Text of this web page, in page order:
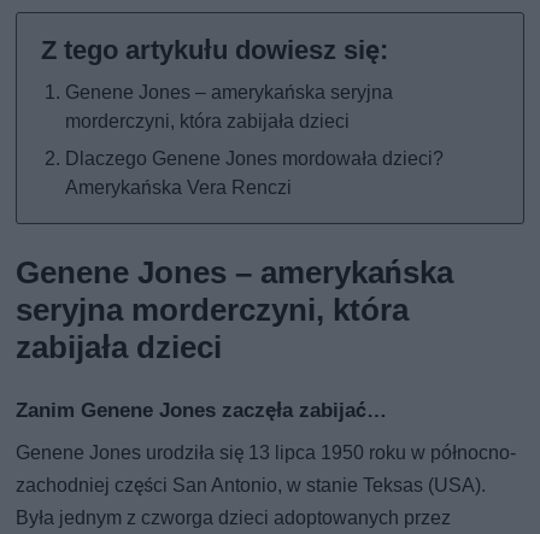
Genene Jones – amerykańska seryjna
morderczyni, która zabijała dzieci
Dlaczego Genene Jones mordowała dzieci?
Amerykańska Vera Renczi
Genene Jones – amerykańska
seryjna morderczyni, która
zabijała dzieci
Zanim Genene Jones zaczęła zabijać…
Genene Jones urodziła się 13 lipca 1950 roku w północno-
zachodniej części San Antonio, w stanie Teksas (USA).
Była jednym z czworga dzieci adoptowanych przez